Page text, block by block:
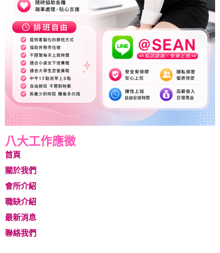
八大工作應徵
首頁
關於我們
會所介紹
職缺介紹
最新消息
聯絡我們